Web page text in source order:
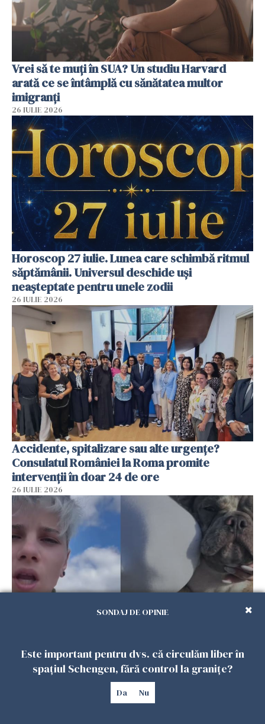
Vrei să te muți în SUA? Un studiu Harvard
arată ce se întâmplă cu sănătatea multor
imigranți
26 IULIE 2026
Horoscop 27 iulie. Lunea care schimbă ritmul
săptămânii. Universul deschide uși
neașteptate pentru unele zodii
26 IULIE 2026
Accidente, spitalizare sau alte urgențe?
Consulatul României la Roma promite
intervenții în doar 24 de ore
26 IULIE 2026
câinele în Germania. Mesajul ei a stârnit
dezbateri aprinse
SONDAJ DE OPINIE
Este important pentru dvs. că circulăm liber în
spațiul Schengen, fără control la granițe?
Da Nu